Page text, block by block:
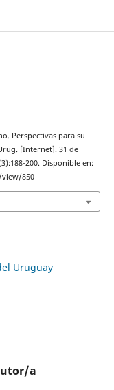
Perspectivas para su
[Internet]. 31 de
200. Disponible en:
850
Uruguay
a